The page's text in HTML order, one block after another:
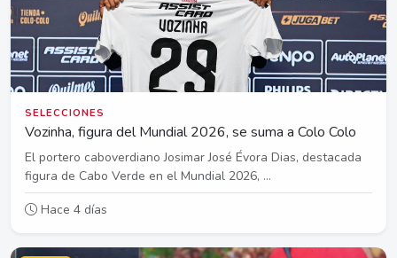
SELECCIONES
Vozinha, figura del Mundial 2026, se suma a Colo Colo
El portero caboverdiano Josimar José Évora Dias, destacada
figura de Cabo Verde en el Mundial 2026, ...
Hace 4 días